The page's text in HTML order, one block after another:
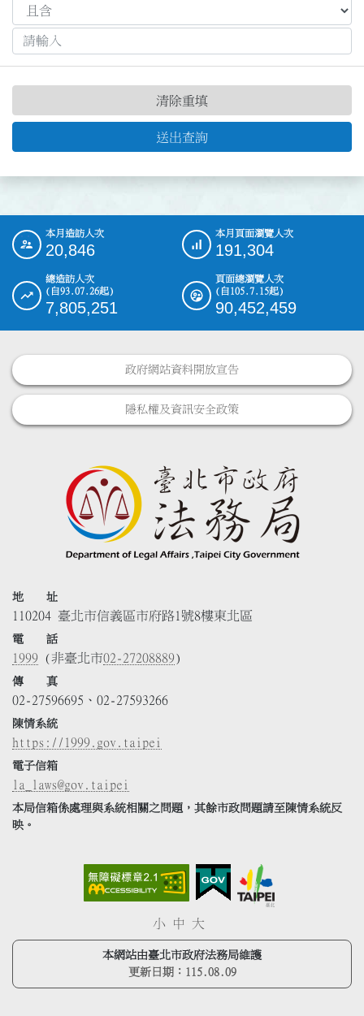
送出查詢
清除重填
::: 本月造訪人次
20,846
本月頁面瀏覽人次
191,304
總造訪人次
(自93.07.26起)
7,805,251
頁面總瀏覽人次
(自105.7.15起)
90,452,459
政府網站資料開放宣告
隱私權及資訊安全政策
地 址
110204 臺北市信義區市府路1號8樓東北區
電 話
1999 (非臺北市02-27208889)
傳 真
02-27596695、02-27593266
陳情系統
https://1999.gov.taipei
電子信箱
la_laws@gov.taipei
本局信箱係處理與系統相關之問題，其餘市政問題請至陳情系統反
映。
小 中 大
本網站由臺北市政府法務局維護
更新日期： 115.08.09